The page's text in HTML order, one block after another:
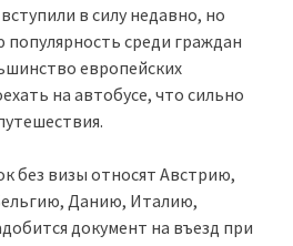
в силу недавно, но
среди граждан
европейских
на автобусе, что сильно
без визы относят Австрию,
Данию, Италию,
документ на въезд при